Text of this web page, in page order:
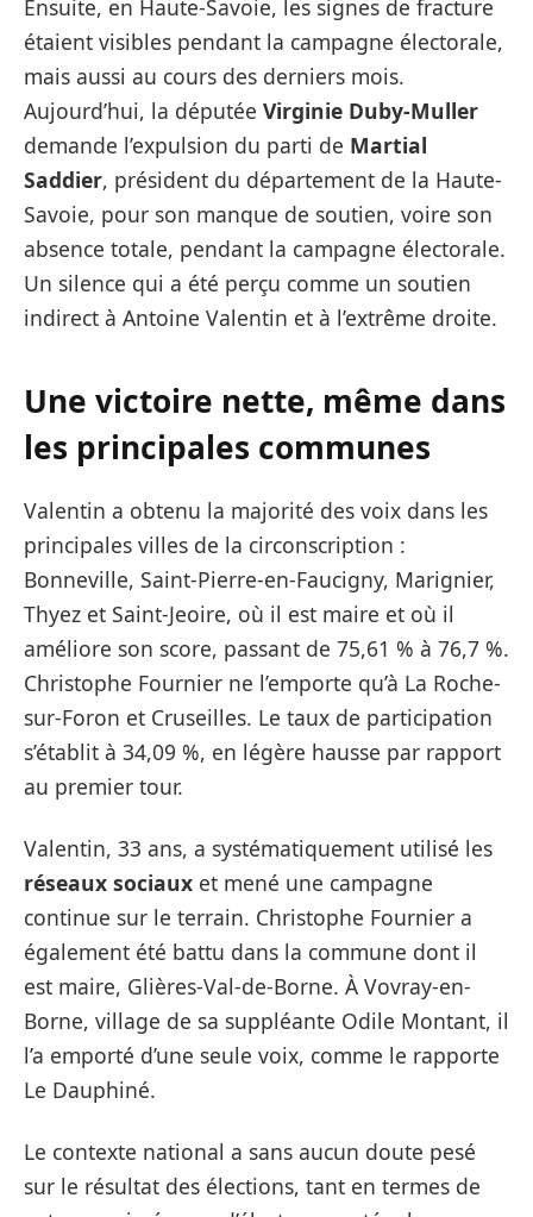
Ensuite, en Haute-Savoie, les signes de fracture
étaient visibles pendant la campagne électorale,
mais aussi au cours des derniers mois.
Aujourd’hui, la députée Virginie Duby-Muller
demande l’expulsion du parti de Martial
Saddier, président du département de la Haute-
Savoie, pour son manque de soutien, voire son
absence totale, pendant la campagne électorale.
Un silence qui a été perçu comme un soutien
indirect à Antoine Valentin et à l’extrême droite.
Une victoire nette, même dans
les principales communes
Valentin a obtenu la majorité des voix dans les
principales villes de la circonscription :
Bonneville, Saint-Pierre-en-Faucigny, Marignier,
Thyez et Saint-Jeoire, où il est maire et où il
améliore son score, passant de 75,61 % à 76,7 %.
Christophe Fournier ne l’emporte qu’à La Roche-
sur-Foron et Cruseilles. Le taux de participation
s’établit à 34,09 %, en légère hausse par rapport
au premier tour.
Valentin, 33 ans, a systématiquement utilisé les
réseaux sociaux et mené une campagne
continue sur le terrain. Christophe Fournier a
également été battu dans la commune dont il
est maire, Glières-Val-de-Borne. À Vovray-en-
Borne, village de sa suppléante Odile Montant, il
l’a emporté d’une seule voix, comme le rapporte
Le Dauphiné.
Le contexte national a sans aucun doute pesé
sur le résultat des élections, tant en termes de